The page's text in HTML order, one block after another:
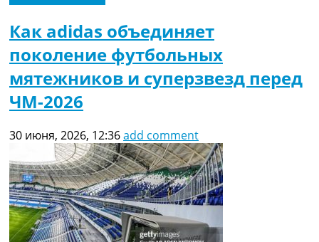
Как adidas объединяет
поколение футбольных
мятежников и суперзвезд перед
ЧМ-2026
30 июня, 2026, 12:36add comment